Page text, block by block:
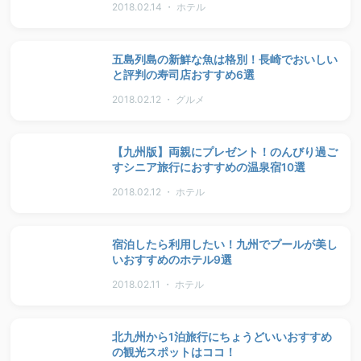
2018.02.14 ・ ホテル
五島列島の新鮮な魚は格別！長崎でおいしい
と評判の寿司店おすすめ6選
2018.02.12 ・ グルメ
【九州版】両親にプレゼント！のんびり過ご
すシニア旅行におすすめの温泉宿10選
2018.02.12 ・ ホテル
宿泊したら利用したい！九州でプールが美し
いおすすめのホテル9選
2018.02.11 ・ ホテル
北九州から1泊旅行にちょうどいいおすすめ
の観光スポットはココ！